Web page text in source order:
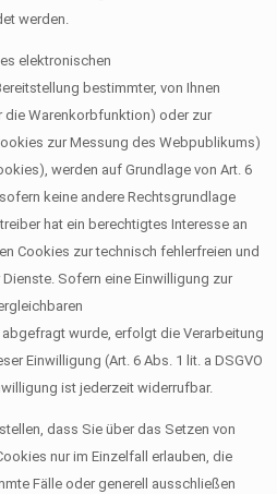
werden.
elektronischen
bestimmter, von Ihnen
die Warenkorbfunktion) oder zur
zur Messung des Webpublikums)
werden auf Grundlage von Art. 6
keine andere Rechtsgrundlage
hat ein berechtigtes Interesse an
Cookies zur technisch fehlerfreien und
Sofern eine Einwilligung zur
wurde, erfolgt die Verarbeitung
Einwilligung (Art. 6 Abs. 1 lit. a DSGVO
ist jederzeit widerrufbar.
dass Sie über das Setzen von
nur im Einzelfall erlauben, die
Fälle oder generell ausschließen